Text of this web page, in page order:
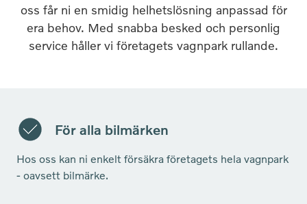
oss får ni en smidig helhetslösning anpassad för
era behov. Med snabba besked och personlig
service håller vi företagets vagnpark rullande.
För alla bilmärken
Hos oss kan ni enkelt försäkra företagets hela vagnpark
- oavsett bilmärke.